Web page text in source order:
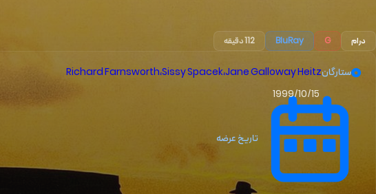
درام G
BluRay 112 دقیقه
ستارگان Richard Farnsworth،Sissy Spacek،Jane Galloway Heitz
تاریخ عرضه
1999/10/15